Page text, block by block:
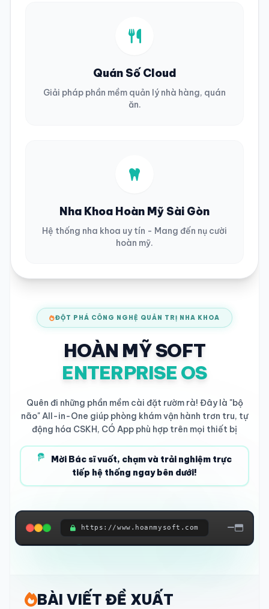
Quán Số Cloud
Giải pháp phần mềm quản lý nhà hàng, quán
ăn.
Nha Khoa Hoàn Mỹ Sài Gòn
Hệ thống nha khoa uy tín - Mang đến nụ cười
hoàn mỹ.
ĐỘT PHÁ CÔNG NGHỆ QUẢN TRỊ NHA KHOA
HOÀN MỸ SOFT
ENTERPRISE OS
Quên đi những phần mềm cài đặt rườm rà! Đây là "bộ
não" All-in-One giúp phòng khám vận hành trơn tru, tự
động hóa CSKH, CÓ App phù hợp trên mọi thiết bị
Mời Bác sĩ vuốt, chạm và trải nghiệm trực
tiếp hệ thống ngay bên dưới!
https://www.hoanmysoft.com
BÀI VIẾT ĐỀ XUẤT